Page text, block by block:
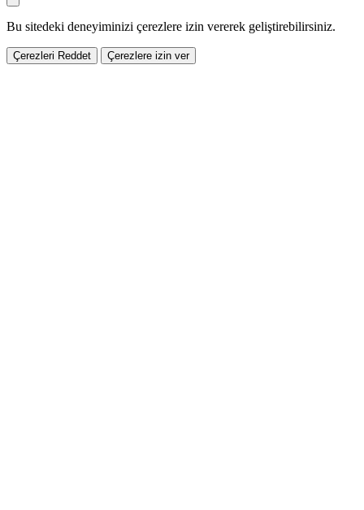
Bu sitedeki deneyiminizi çerezlere izin vererek geliştirebilirsiniz.
Çerezleri Reddet Çerezlere izin ver